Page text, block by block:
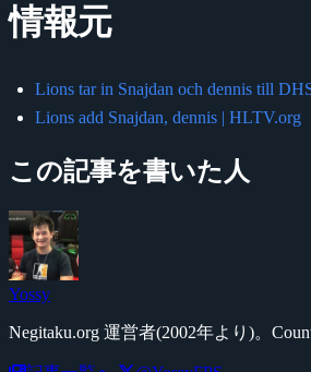
情報元
Lions tar in Snajdan och dennis till
Lions add Snajdan, dennis | HLTV.org
この記事を書いた人
Yossy
Negitaku.org 運営者(2002年より)。